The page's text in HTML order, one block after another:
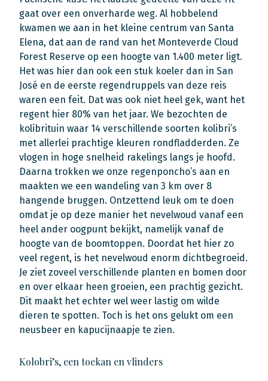
gaat over een onverharde weg. Al hobbelend
kwamen we aan in het kleine centrum van Santa
Elena, dat aan de rand van het Monteverde Cloud
Forest Reserve op een hoogte van 1.400 meter ligt.
Het was hier dan ook een stuk koeler dan in San
José en de eerste regendruppels van deze reis
waren een feit. Dat was ook niet heel gek, want het
regent hier 80% van het jaar. We bezochten de
kolibrituin waar 14 verschillende soorten kolibri’s
met allerlei prachtige kleuren rondfladderden. Ze
vlogen in hoge snelheid rakelings langs je hoofd.
Daarna trokken we onze regenponcho’s aan en
maakten we een wandeling van 3 km over 8
hangende bruggen. Ontzettend leuk om te doen
omdat je op deze manier het nevelwoud vanaf een
heel ander oogpunt bekijkt, namelijk vanaf de
hoogte van de boomtoppen. Doordat het hier zo
veel regent, is het nevelwoud enorm dichtbegroeid.
Je ziet zoveel verschillende planten en bomen door
en over elkaar heen groeien, een prachtig gezicht.
Dit maakt het echter wel weer lastig om wilde
dieren te spotten. Toch is het ons gelukt om een
neusbeer en kapucijnaapje te zien.
Kolobri’s, een toekan en vlinders